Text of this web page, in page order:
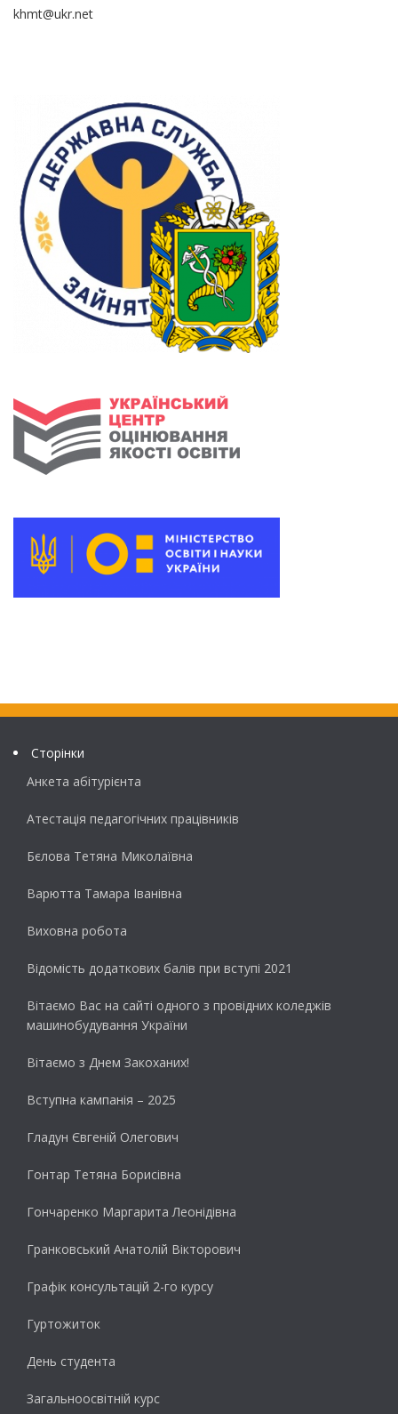
khmt@ukr.net
Сторінки
Анкета абітурієнта
Атестація педагогічних працівників
Бєлова Тетяна Миколаївна
Варютта Тамара Іванівна
Виховна робота
Відомість додаткових балів при вступі 2021
Вітаємо Вас на сайті одного з провідних коледжів
машинобудування України
Вітаємо з Днем Закоханих!
Вступна кампанія – 2025
Гладун Євгеній Олегович
Гонтар Тетяна Борисівна
Гончаренко Маргарита Леонідівна
Гранковський Анатолій Вікторович
Графік консультацій 2-го курсу
Гуртожиток
День студента
Загальноосвітній курс